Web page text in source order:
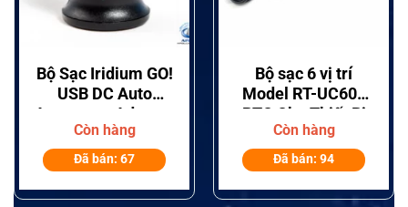
Bộ Sạc Iridium GO!
USB DC Auto
Accessory Adapter
WAUT1301
Còn hàng
Đã bán: 67
Bộ sạc 6 vị trí
Model RT-UC602
RTC Cho Thiết Bị
Bộ Đàm
Motorola/Kenwood/
Còn hàng
Đã bán: 94